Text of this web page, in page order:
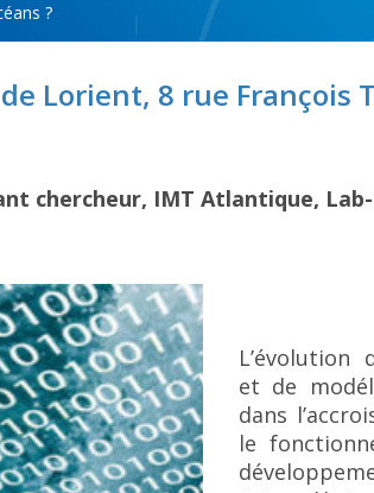
?
Lorient, 8 rue François
chercheur, IMT Atlantique, Lab-
L’évolution
et de
dans
le